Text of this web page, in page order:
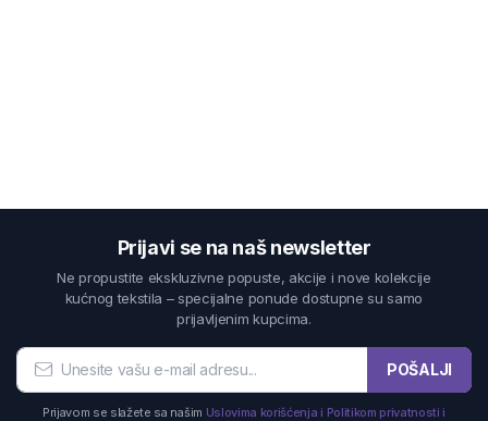
Prijavi se na naš newsletter
Ne propustite ekskluzivne popuste, akcije i nove kolekcije
kućnog tekstila – specijalne ponude dostupne su samo
prijavljenim kupcima.
POŠALJI
Prijavom se slažete sa našim Uslovima korišćenja i Politikom privatnosti i